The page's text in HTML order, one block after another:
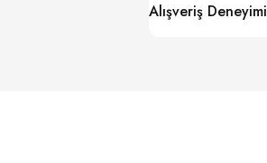
Alışveriş Deneyimi